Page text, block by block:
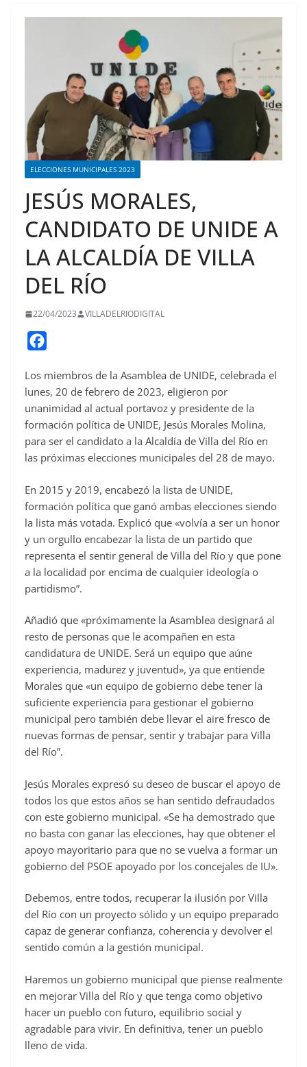
ELECCIONES MUNICIPALES 2023
JESÚS MORALES,
CANDIDATO DE UNIDE A
LA ALCALDÍA DE VILLA
DEL RÍO
22/04/2023 VILLADELRIODIGITAL
c
e
o
o
Los miembros de la Asamblea de UNIDE, celebrada el
lunes, 20 de febrero de 2023, eligieron por
unanimidad al actual portavoz y presidente de la
formación política de UNIDE, Jesús Morales Molina,
para ser el candidato a la Alcaldía de Villa del Río en
las próximas elecciones municipales del 28 de mayo.
En 2015 y 2019, encabezó la lista de UNIDE,
formación política que ganó ambas elecciones siendo
la lista más votada. Explicó que «volvía a ser un honor
y un orgullo encabezar la lista de un partido que
representa el sentir general de Villa del Río y que pone
a la localidad por encima de cualquier ideología o
partidismo”.
Añadió que «próximamente la Asamblea designará al
resto de personas que le acompañen en esta
candidatura de UNIDE. Será un equipo que aúne
experiencia, madurez y juventud», ya que entiende
Morales que «un equipo de gobierno debe tener la
suficiente experiencia para gestionar el gobierno
municipal pero también debe llevar el aire fresco de
nuevas formas de pensar, sentir y trabajar para Villa
del Río”.
Jesús Morales expresó su deseo de buscar el apoyo de
todos los que estos años se han sentido defraudados
con este gobierno municipal. «Se ha demostrado que
no basta con ganar las elecciones, hay que obtener el
apoyo mayoritario para que no se vuelva a formar un
gobierno del PSOE apoyado por los concejales de IU».
Debemos, entre todos, recuperar la ilusión por Villa
del Río con un proyecto sólido y un equipo preparado
capaz de generar confianza, coherencia y devolver el
sentido común a la gestión municipal.
Haremos un gobierno municipal que piense realmente
en mejorar Villa del Río y que tenga como objetivo
hacer un pueblo con futuro, equilibrio social y
agradable para vivir. En definitiva, tener un pueblo
lleno de vida.